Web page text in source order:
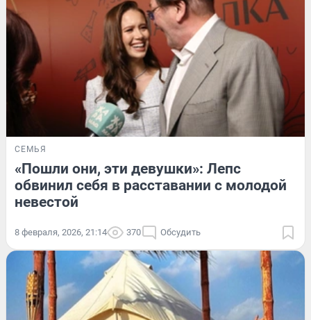
СЕМЬЯ
«Пошли они, эти девушки»: Лепс
обвинил себя в расставании с молодой
невестой
8 февраля, 2026, 21:14 370 Обсудить